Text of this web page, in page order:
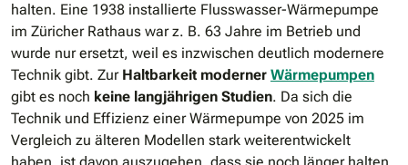
halten. Eine 1938 installierte Flusswasser-Wärmepumpe
im Züricher Rathaus war z. B. 63 Jahre im Betrieb und
wurde nur ersetzt, weil es inzwischen deutlich modernere
Technik gibt. Zur Haltbarkeit moderner Wärmepumpen
gibt es noch keine langjährigen Studien. Da sich die
Technik und Effizienz einer Wärmepumpe von 2025 im
Vergleich zu älteren Modellen stark weiterentwickelt